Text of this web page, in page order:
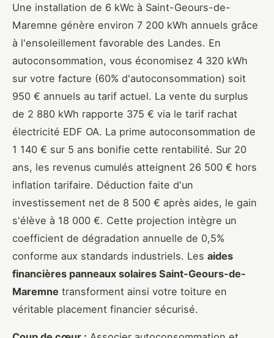
Une installation de 6 kWc à Saint-Geours-de-
Maremne génère environ 7 200 kWh annuels grâce
à l'ensoleillement favorable des Landes. En
autoconsommation, vous économisez 4 320 kWh
sur votre facture (60% d'autoconsommation) soit
950 € annuels au tarif actuel. La vente du surplus
de 2 880 kWh rapporte 375 € via le tarif rachat
électricité EDF OA. La prime autoconsommation de
1 140 € sur 5 ans bonifie cette rentabilité. Sur 20
ans, les revenus cumulés atteignent 26 500 € hors
inflation tarifaire. Déduction faite d'un
investissement net de 8 500 € après aides, le gain
s'élève à 18 000 €. Cette projection intègre un
coefficient de dégradation annuelle de 0,5%
conforme aux standards industriels. Les aides
financières panneaux solaires Saint-Geours-de-
Maremne transforment ainsi votre toiture en
véritable placement financier sécurisé.